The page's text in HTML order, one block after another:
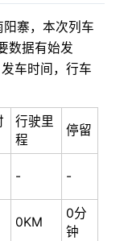
寨，本次列车
数据有始发
车时间，行车
行驶里
程
停留
- -
0KM
0分
钟